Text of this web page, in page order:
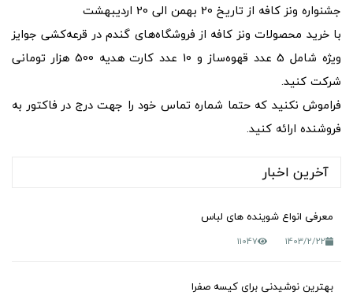
جشنواره ونز کافه از تاریخ 20 بهمن الی 20 اردیبهشت
با خرید محصولات ونز کافه از فروشگاه‌های گندم در قرعه‌کشی جوایز
ویژه شامل 5 عدد قهوه‌ساز و 10 عدد کارت هدیه 500 هزار تومانی
شرکت کنید.
فراموش نکنید که حتما شماره تماس خود را جهت درج در فاکتور به
فروشنده ارائه کنید.
آخرین اخبار
معرفی انواع شوینده های لباس
1403/2/22
11047
بهترین نوشیدنی برای کیسه صفرا